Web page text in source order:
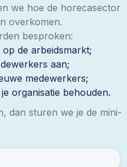
we hoe de horecasector
overkomen.
besproken:
op de arbeidsmarkt;
aan;
medewerkers;
organisatie behouden.
dan sturen we je de mini-